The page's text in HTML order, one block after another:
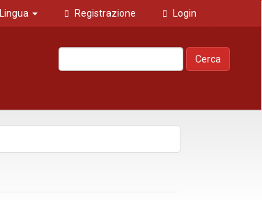
Lingua Registrazione Login
Cerca